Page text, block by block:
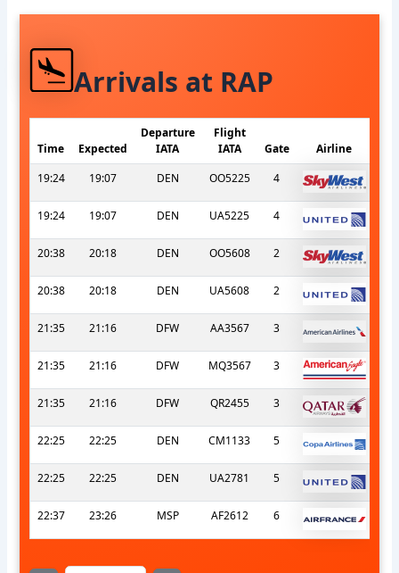
Arrivals at RAP
Time Expected
Departure
IATA
Flight
IATA
Gate
Airline
19:24
19:07 DEN OO5225 4
19:24 19:07 DEN UA5225 4
20:38 20:18 DEN OO5608 2
20:38 20:18 DEN UA5608 2
21:35 21:16 DFW AA3567 3
21:35 21:16 DFW MQ3567 3
21:35 21:16 DFW QR2455 3
22:25 22:25 DEN CM1133 5
22:25 22:25 DEN UA2781 5
22:37 23:26 MSP AF2612 6